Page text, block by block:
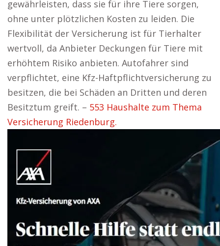
gewährleisten, dass sie für ihre Tiere sorgen,
ohne unter plötzlichen Kosten zu leiden. Die
Flexibilität der Versicherung ist für Tierhalter
wertvoll, da Anbieter Deckungen für Tiere mit
erhöhtem Risiko anbieten. Autofahrer sind
verpflichtet, eine Kfz-Haftpflichtversicherung zu
besitzen, die bei Schäden an Dritten und deren
Besitztum greift. – 553 Haushalte zum Thema
Versicherung Riedenburg.